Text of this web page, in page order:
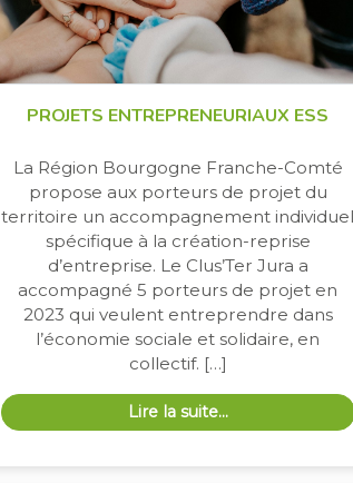
PROJETS ENTREPRENEURIAUX ESS
La Région Bourgogne Franche-Comté
propose aux porteurs de projet du
territoire un accompagnement individuel
spécifique à la création-reprise
d’entreprise. Le Clus’Ter Jura a
accompagné 5 porteurs de projet en
2023 qui veulent entreprendre dans
l’économie sociale et solidaire, en
collectif. […]
Lire la suite…